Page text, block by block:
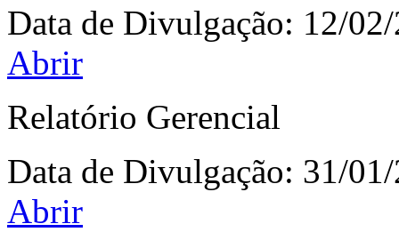
Data de Divulgação: 12/
Abrir
Relatório Gerencial
Data de Divulgação: 31/
Abrir